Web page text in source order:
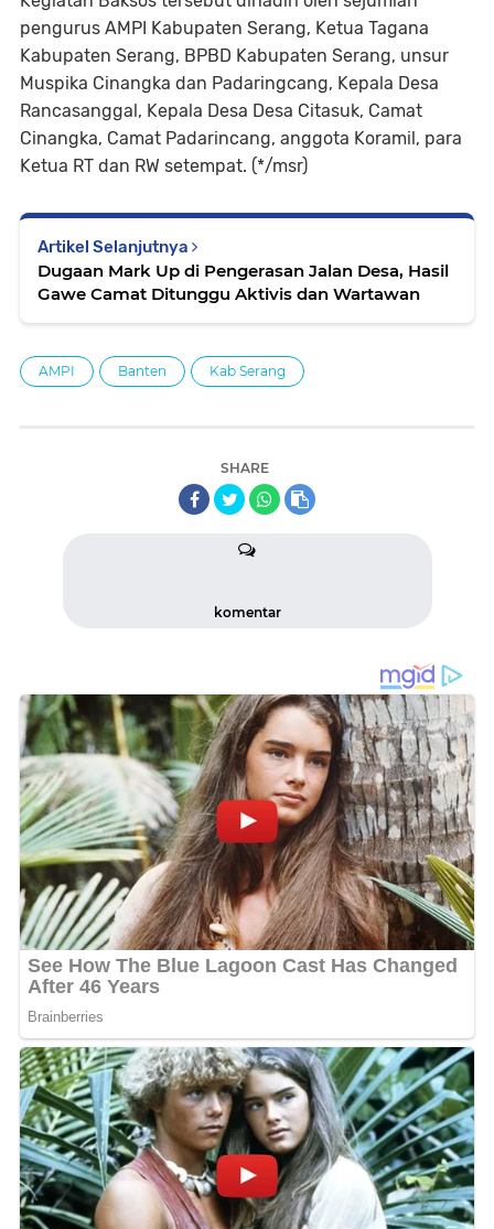
pengurus AMPI Kabupaten Serang, Ketua Tagana
Kabupaten Serang, BPBD Kabupaten Serang, unsur
Muspika Cinangka dan Padaringcang, Kepala Desa
Rancasanggal, Kepala Desa Desa Citasuk, Camat
Cinangka, Camat Padarincang, anggota Koramil, para
Ketua RT dan RW setempat. (*/msr)
Artikel Selanjutnya
Dugaan Mark Up di Pengerasan Jalan Desa, Hasil
Gawe Camat Ditunggu Aktivis dan Wartawan
AMPI Banten Kab Serang
SHARE
komentar